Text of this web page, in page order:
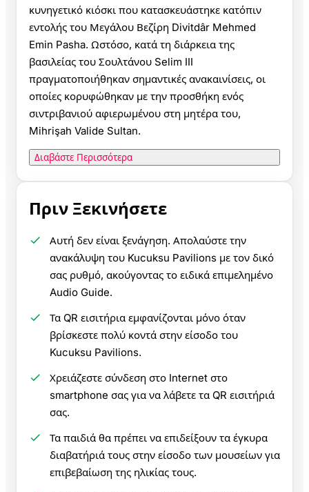
κυνηγετικό κιόσκι που κατασκευάστηκε κατόπιν
εντολής του Μεγάλου Βεζίρη Divitdâr Mehmed
Emin Pasha. Ωστόσο, κατά τη διάρκεια της
βασιλείας του Σουλτάνου Selim III
πραγματοποιήθηκαν σημαντικές ανακαινίσεις, οι
οποίες κορυφώθηκαν με την προσθήκη ενός
σιντριβανιού αφιερωμένου στη μητέρα του,
Mihrişah Valide Sultan.
Διαβάστε Περισσότερα
Πριν Ξεκινήσετε
Αυτή δεν είναι ξενάγηση. Απολαύστε την
ανακάλυψη του Kucuksu Pavilions με τον δικό
σας ρυθμό, ακούγοντας το ειδικά επιμελημένο
Audio Guide.
Τα QR εισιτήρια εμφανίζονται μόνο όταν
βρίσκεστε πολύ κοντά στην είσοδο του
Kucuksu Pavilions.
Χρειάζεστε σύνδεση στο Internet στο
smartphone σας για να λάβετε τα QR εισιτήριά
σας.
Τα παιδιά θα πρέπει να επιδείξουν τα έγκυρα
διαβατήριά τους στην είσοδο των μουσείων για
επιβεβαίωση της ηλικίας τους.